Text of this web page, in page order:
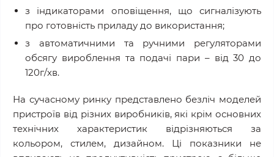
з індикаторами оповіщення, що сигналізують
про готовність приладу до використання;
з автоматичними та ручними регуляторами
обсягу вироблення та подачі пари – від 30 до
120г/хв.
На сучасному ринку представлено безліч моделей
пристроїв від різних виробників, які крім основних
технічних характеристик відрізняються за
кольором, стилем, дизайном. Ці показники не